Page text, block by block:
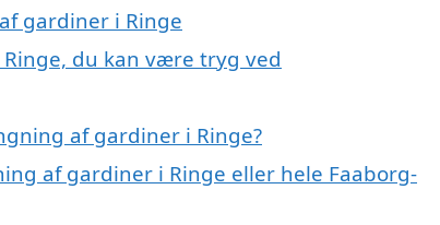
gardiner i Ringe
du kan være tryg ved
af gardiner i Ringe?
af gardiner i Ringe eller hele Faaborg-